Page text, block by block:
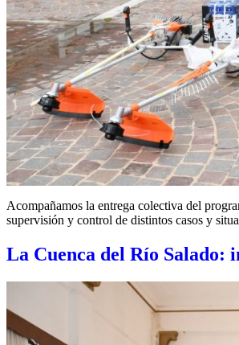
Acompañamos la entrega colectiva del
supervisión y control de distintos casos y
La Cuenca del Río Salado: